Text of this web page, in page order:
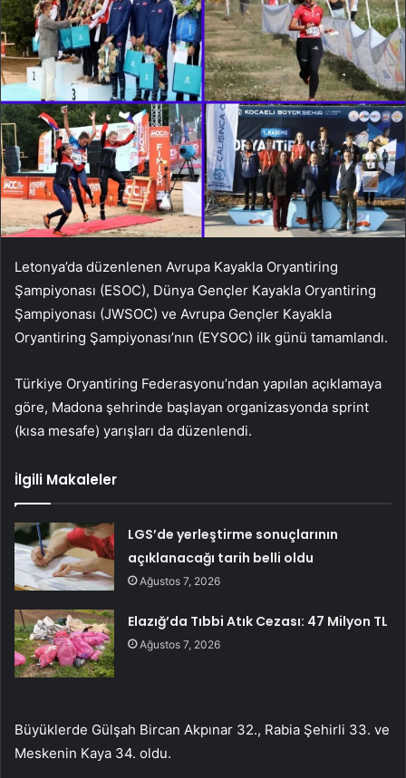
Letonya’da düzenlenen Avrupa Kayakla Oryantiring
Şampiyonası (ESOC), Dünya Gençler Kayakla Oryantiring
Şampiyonası (JWSOC) ve Avrupa Gençler Kayakla
Oryantiring Şampiyonası’nın (EYSOC) ilk günü tamamlandı.
Türkiye Oryantiring Federasyonu’ndan yapılan açıklamaya
göre, Madona şehrinde başlayan organizasyonda sprint
(kısa mesafe) yarışları da düzenlendi.
İlgili Makaleler
LGS’de yerleştirme sonuçlarının
açıklanacağı tarih belli oldu
Ağustos 7, 2026
Elazığ’da Tıbbi Atık Cezası: 47 Milyon TL
Ağustos 7, 2026
Büyüklerde Gülşah Bircan Akpınar 32., Rabia Şehirli 33. ve
Meskenin Kaya 34. oldu.